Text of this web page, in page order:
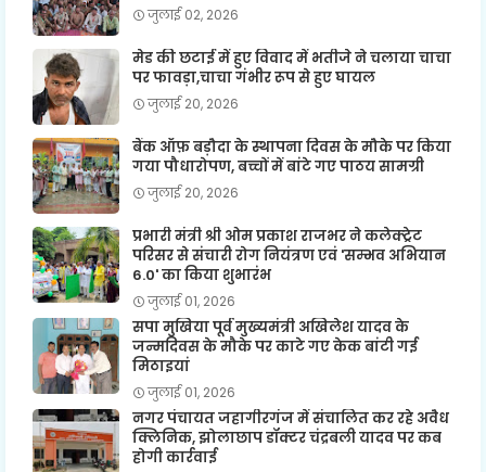
जुलाई 02, 2026
मेड की छटाई में हुए विवाद में भतीजे ने चलाया चाचा
पर फावड़ा,चाचा गंभीर रूप से हुए घायल
जुलाई 20, 2026
बैंक ऑफ़ बड़ौदा के स्थापना दिवस के मौके पर किया
गया पौधारोपण, बच्चों में बांटे गए पाठय सामग्री
जुलाई 20, 2026
प्रभारी मंत्री श्री ओम प्रकाश राजभर ने कलेक्ट्रेट
परिसर से संचारी रोग नियंत्रण एवं 'सम्भव अभियान
6.0' का किया शुभारंभ
जुलाई 01, 2026
सपा मुखिया पूर्व मुख्यमंत्री अखिलेश यादव के
जन्मदिवस के मौके पर काटे गए केक बांटी गई
मिठाइयां
जुलाई 01, 2026
नगर पंचायत जहागीरगंज में संचालित कर रहे अवैध
क्लिनिक, झोलाछाप डॉक्टर चंद्रबली यादव पर कब
होगी कार्रवाई